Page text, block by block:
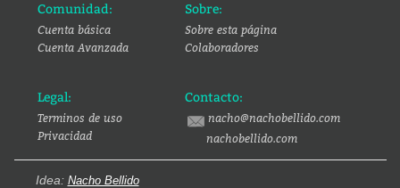
Comunidad:
Cuenta básica
Cuenta Avanzada
Sobre:
Sobre esta página
Colaboradores
Legal:
Terminos de uso
Privacidad
Contacto:
nacho@nachobellido.com
nachobellido.com
Idea: Nacho Bellido